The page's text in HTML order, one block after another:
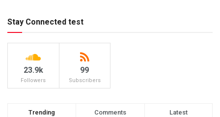
Stay Connected test
23.9k
Followers
99
Subscribers
Trending Comments Latest